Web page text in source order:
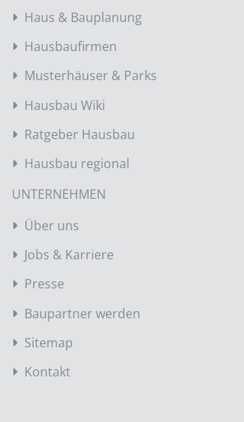
Haus & Bauplanung
Hausbaufirmen
Musterhäuser & Parks
Hausbau Wiki
Ratgeber Hausbau
Hausbau regional
UNTERNEHMEN
Über uns
Jobs & Karriere
Presse
Baupartner werden
Sitemap
Kontakt